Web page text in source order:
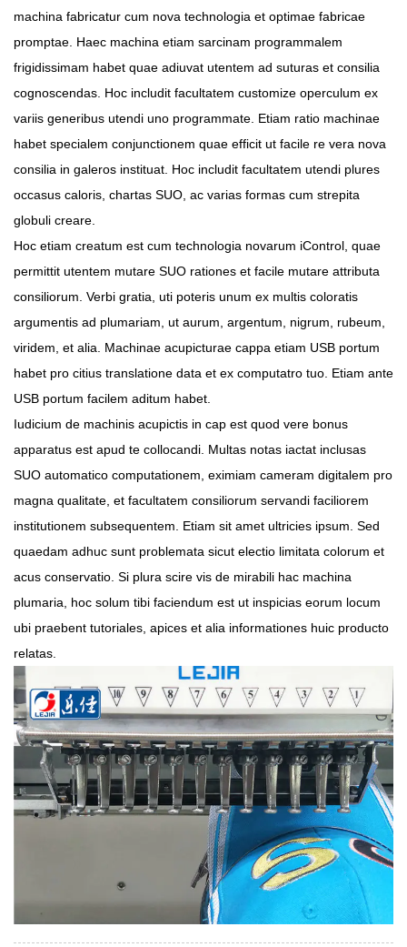
machina fabricatur cum nova technologia et optimae fabricae
promptae. Haec machina etiam sarcinam programmalem
frigidissimam habet quae adiuvat utentem ad suturas et consilia
cognoscendas. Hoc includit facultatem customize operculum ex
variis generibus utendi uno programmate. Etiam ratio machinae
habet specialem conjunctionem quae efficit ut facile re vera nova
consilia in galeros instituat. Hoc includit facultatem utendi plures
occasus caloris, chartas SUO, ac varias formas cum strepita
globuli creare.
Hoc etiam creatum est cum technologia novarum iControl, quae
permittit utentem mutare SUO rationes et facile mutare attributa
consiliorum. Verbi gratia, uti poteris unum ex multis coloratis
argumentis ad plumariam, ut aurum, argentum, nigrum, rubeum,
viridem, et alia. Machinae acupicturae cappa etiam USB portum
habet pro citius translatione data et ex computatro tuo. Etiam ante
USB portum facilem aditum habet.
Iudicium de machinis acupictis in cap est quod vere bonus
apparatus est apud te collocandi. Multas notas iactat inclusas
SUO automatico computationem, eximiam cameram digitalem pro
magna qualitate, et facultatem consiliorum servandi faciliorem
institutionem subsequentem. Etiam sit amet ultricies ipsum. Sed
quaedam adhuc sunt problemata sicut electio limitata colorum et
acus conservatio. Si plura scire vis de mirabili hac machina
plumaria, hoc solum tibi faciendum est ut inspicias eorum locum
ubi praebent tutoriales, apices et alia informationes huic producto
relatas.